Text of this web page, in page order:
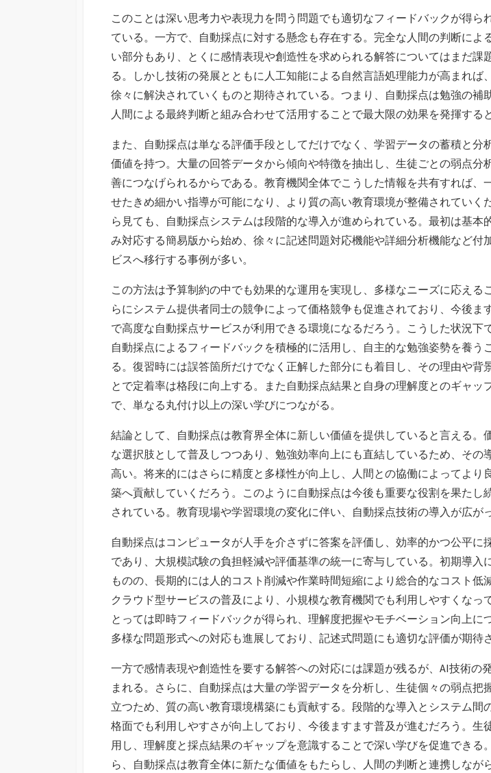
このことは深い思考力や表現力を問う問題でも適切なフィードバックが得ら
ている。一方で、自動採点に対する懸念も存在する。完全な人間の判断によ
い部分もあり、とくに感情表現や創造性を求められる解答についてはまだ課
る。しかし技術の発展とともに人工知能による自然言語処理能力が高まれば
徐々に解決されていくものと期待されている。つまり、自動採点は勉強の補
人間による最終判断と組み合わせて活用することで最大限の効果を発揮する
また、自動採点は単なる評価手段としてだけでなく、学習データの蓄積と分
価値を持つ。大量の回答データから傾向や特徴を抽出し、生徒ごとの弱点分
善につなげられるからである。教育機関全体でこうした情報を共有すれば、
せたきめ細かい指導が可能になり、より質の高い教育環境が整備されていく
ら見ても、自動採点システムは段階的な導入が進められている。最初は基本
み対応する簡易版から始め、徐々に記述問題対応機能や詳細分析機能など付
ビスへ移行する事例が多い。
この方法は予算制約の中でも効果的な運用を実現し、多様なニーズに応える
らにシステム提供者同士の競争によって価格競争も促進されており、今後ま
で高度な自動採点サービスが利用できる環境になるだろう。こうした状況下
自動採点によるフィードバックを積極的に活用し、自主的な勉強姿勢を養う
る。復習時には誤答箇所だけでなく正解した部分にも着目し、その理由や背
とで定着率は格段に向上する。また自動採点結果と自身の理解度とのギャッ
で、単なる丸付け以上の深い学びにつながる。
結論として、自動採点は教育界全体に新しい価値を提供していると言える。
な選択肢として普及しつつあり、勉強効率向上にも直結しているため、その
高い。将来的にはさらに精度と多様性が向上し、人間との協働によってより
築へ貢献していくだろう。このように自動採点は今後も重要な役割を果たし
されている。教育現場や学習環境の変化に伴い、自動採点技術の導入が広が
自動採点はコンピュータが人手を介さずに答案を評価し、効率的かつ公平に
であり、大規模試験の負担軽減や評価基準の統一に寄与している。初期導入
ものの、長期的には人的コスト削減や作業時間短縮により総合的なコスト低
クラウド型サービスの普及により、小規模な教育機関でも利用しやすくなっ
とっては即時フィードバックが得られ、理解度把握やモチベーション向上に
多様な問題形式への対応も進展しており、記述式問題にも適切な評価が期待
一方で感情表現や創造性を要する解答への対応には課題が残るが、AI技術の
まれる。さらに、自動採点は大量の学習データを分析し、生徒個々の弱点把
立つため、質の高い教育環境構築にも貢献する。段階的な導入とシステム間
格面でも利用しやすさが向上しており、今後ますます普及が進むだろう。生
用し、理解度と採点結果のギャップを意識することで深い学びを促進できる
ら、自動採点は教育全体に新たな価値をもたらし、人間の判断と連携しなが